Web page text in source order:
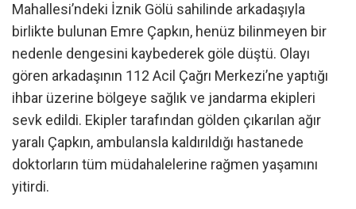
Mahallesi’ndeki İznik Gölü sahilinde arkadaşıyla
birlikte bulunan Emre Çapkın, henüz bilinmeyen bir
nedenle dengesini kaybederek göle düştü. Olayı
gören arkadaşının 112 Acil Çağrı Merkezi’ne yaptığı
ihbar üzerine bölgeye sağlık ve jandarma ekipleri
sevk edildi. Ekipler tarafından gölden çıkarılan ağır
yaralı Çapkın, ambulansla kaldırıldığı hastanede
doktorların tüm müdahalelerine rağmen yaşamını
yitirdi.